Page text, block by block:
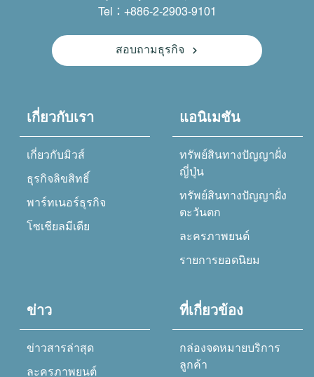
Tel：+886-2-2903-9101
สอบถามธุรกิจ
เกี่ยวกับเรา
เกี่ยวกับมิวส์
ธุรกิจลิขสิทธิ์
พาร์ทเนอร์ธุรกิจ
โซเชียลมีเดีย
แอนิเมชัน
ทรัพย์สินทางปัญญาฝั่ง
ญี่ปุ่น
ทรัพย์สินทางปัญญาฝั่ง
ตะวันตก
ละครภาพยนต์
รายการยอดนิยม
ข่าว
ข่าวสารล่าสุด
ละครภาพยนต์
ที่เกี่ยวข้อง
กล่องจดหมายบริการ
ลูกค้า